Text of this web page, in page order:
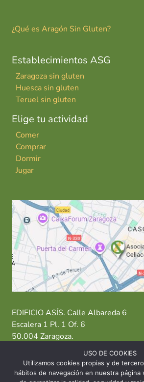
¿Qué es Aragón Sin Gluten?
Establecimientos ASG
Zaragoza sin gluten
Huesca sin gluten
Teruel sin gluten
Elige tu actividad
Comer
Comprar
Dormir
Jugar
EDIFICIO ASÍS. Calle Albareda 6
Escalera 1 Pl. 1 Of. 6
50.004 Zaragoza.
T: 976 484 949 M: 635 638 563
Sede Zaragoza·Sede Huesca· Sede
USO DE COOKIES
Utilizamos cookies propias y de
hábitos de navegación en nuestra página